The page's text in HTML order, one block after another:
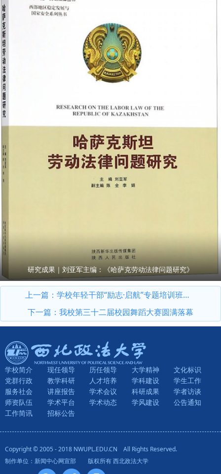
研究成果｜刘亚军主编：《哈萨克劳动法律问题研究》
上一篇： 学校年轻干部“励志·启航”专题培训班正式开班
下一篇： 我校第三十二届校园舞蹈大赛圆满落幕
学校简介 现任领导 历任领导 大学精神
文化标识
党群行政
教学科研 人才培养 学科建设
学生工作
服务社会
讲座报告 学术会议 科研成果
学者访谈
师资队伍
学术平台 学术动态 学风建设
公告通知
工作简讯
招标公告
Copyright © 2005 - 2018 NWUPL.EDU.CN All Rights Reserved.
制作单位：新闻中心网宣部 版权所有 西北政法大学